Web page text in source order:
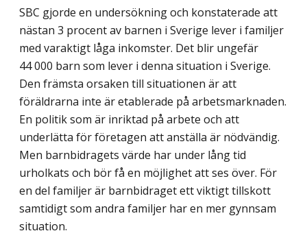
SBC gjorde en undersökning och konstaterade att
nästan 3 procent av barnen i Sverige lever i familjer
med varaktigt låga inkomster. Det blir ungefär
44 000 barn som lever i denna situation i Sverige.
Den främsta orsaken till situationen är att
föräldrarna inte är etablerade på arbetsmarknaden.
En politik som är inriktad på arbete och att
underlätta för företagen att anställa är nödvändig.
Men barnbidragets värde har under lång tid
urholkats och bör få en möjlighet att ses över. För
en del familjer är barn­bidraget ett viktigt tillskott
samtidigt som andra familjer har en mer gynnsam
situation.